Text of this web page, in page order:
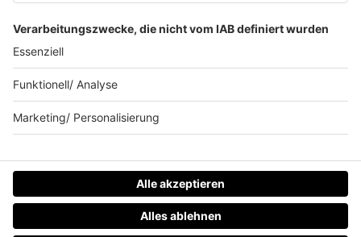
WEIHNACHTSMUSIK.FM
© barba radio. Ein Baby von Barbara Schöneberger und
REGIOCAST.